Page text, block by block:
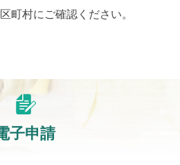
町村にご確認ください。
子申請